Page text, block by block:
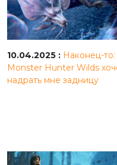
10.04.2025 : Наконец-то:
Monster Hunter Wilds
надрать мне задницу